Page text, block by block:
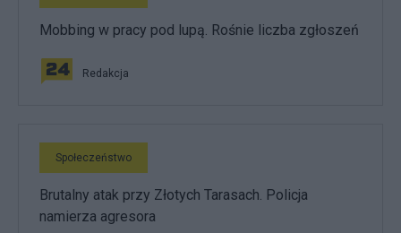
Mobbing w pracy pod lupą. Rośnie liczba zgłoszeń
Redakcja
Społeczeństwo
Brutalny atak przy Złotych Tarasach. Policja
namierza agresora